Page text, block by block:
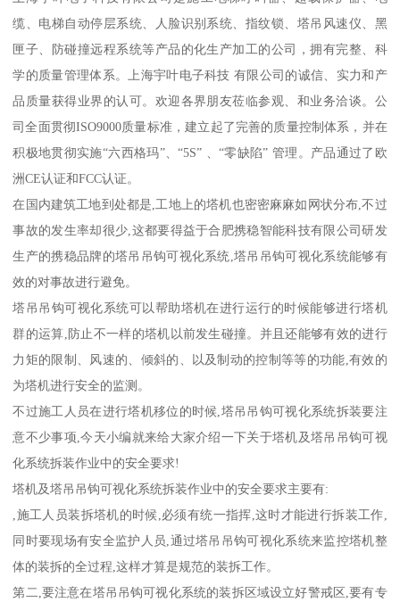
缆、电梯自动停层系统、人脸识别系统、指纹锁、塔吊风速仪、黑
匣子、防碰撞远程系统等产品的化生产加工的公司，拥有完整、科
学的质量管理体系。上海宇叶电子科技 有限公司的诚信、实力和产
品质量获得业界的认可。欢迎各界朋友莅临参观、和业务洽谈。公
司全面贯彻ISO9000质量标准，建立起了完善的质量控制体系，并在
积极地贯彻实施“六西格玛”、“5S” 、“零缺陷” 管理。产品通过了欧
洲CE认证和FCC认证。
在国内建筑工地到处都是,工地上的塔机也密密麻麻如网状分布,不过
事故的发生率却很少,这都要得益于合肥携稳智能科技有限公司研发
生产的携稳品牌的塔吊吊钩可视化系统,塔吊吊钩可视化系统能够有
效的对事故进行避免。
塔吊吊钩可视化系统可以帮助塔机在进行运行的时候能够进行塔机
群的运算,防止不一样的塔机以前发生碰撞。并且还能够有效的进行
力矩的限制、风速的、倾斜的、以及制动的控制等等的功能,有效的
为塔机进行安全的监测。
不过施工人员在进行塔机移位的时候,塔吊吊钩可视化系统拆装要注
意不少事项,今天小编就来给大家介绍一下关于塔机及塔吊吊钩可视
化系统拆装作业中的安全要求!
塔机及塔吊吊钩可视化系统拆装作业中的安全要求主要有:
,施工人员装拆塔机的时候,必须有统一指挥,这时才能进行拆装工作,
同时要现场有安全监护人员,通过塔吊吊钩可视化系统来监控塔机整
体的装拆的全过程,这样才算是规范的装拆工作。
第二,要注意在塔吊吊钩可视化系统的装拆区域设立好警戒区,要有专